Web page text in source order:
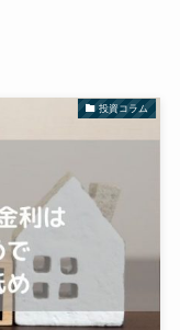
投資コラム